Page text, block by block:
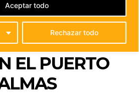
Rechazar todo
Aceptar todo
DE
EL PUERTO